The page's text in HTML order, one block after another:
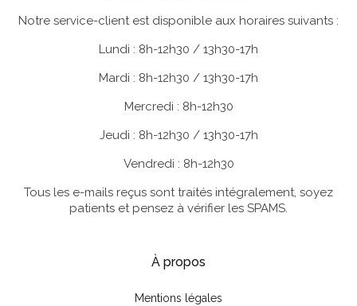
Notre service-client est disponible aux horaires suivants :
Lundi : 8h-12h30 / 13h30-17h
Mardi : 8h-12h30 / 13h30-17h
Mercredi : 8h-12h30
Jeudi : 8h-12h30 / 13h30-17h
Vendredi : 8h-12h30
Tous les e-mails reçus sont traités intégralement, soyez
patients et pensez à vérifier les SPAMS.
À propos
Mentions légales